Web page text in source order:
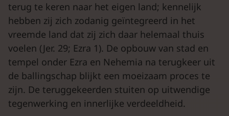
terug te keren naar het eigen land; kennelijk
hebben zij zich zodanig geïntegreerd in het
vreemde land dat zij zich daar helemaal thuis
voelen (Jer. 29; Ezra 1). De opbouw van stad en
tempel onder Ezra en Nehemia na terugkeer uit
de ballingschap blijkt een moeizaam proces te
zijn. De teruggekeerden stuiten op uitwendige
tegenwerking en innerlijke verdeeldheid.